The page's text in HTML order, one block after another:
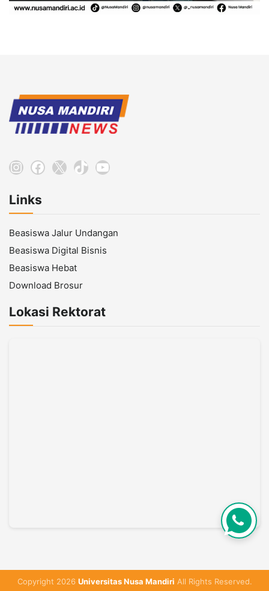
Instagram
Facebook
X TikTokYouTube
Links
Beasiswa Jalur Undangan
Beasiswa Digital Bisnis
Beasiswa Hebat
Download Brosur
Lokasi Rektorat
Copyright 2026 Universitas Nusa Mandiri All Rights Reserved.